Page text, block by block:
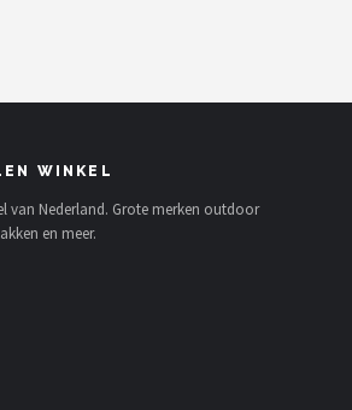
WINKEL
van Nederland. Grote merken outdoor
en meer.